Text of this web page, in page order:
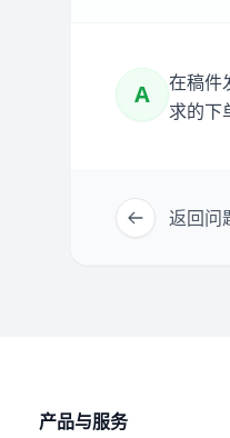
A
在稿件
求的下
返回问
产品与服务